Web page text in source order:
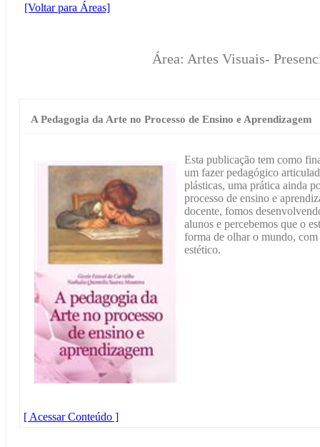
[Voltar para Áreas]
Área: Artes Visuais-
A Pedagogia da Arte no Processo de Ensino e Aprendizagem
Esta publicação tem como
um fazer pedagógico
plásticas, uma prática ainda
processo de ensino e
docente, fomos
alunos e percebemos que o
forma de olhar o mundo,
estético.
[ Acessar Conteúdo ]